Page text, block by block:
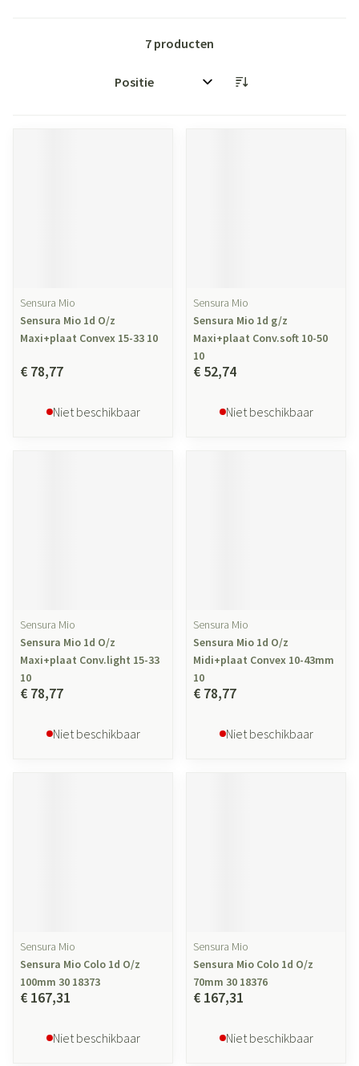
7 producten
Sorteer op:
Sensura Mio
Sensura Mio 1d O/z
Maxi+plaat Convex 15-33 10
€ 78,77
Niet beschikbaar
Sensura Mio
Sensura Mio 1d g/z
Maxi+plaat Conv.soft 10-50
10
€ 52,74
Niet beschikbaar
Sensura Mio
Sensura Mio 1d O/z
Maxi+plaat Conv.light 15-33
10
€ 78,77
Niet beschikbaar
Sensura Mio
Sensura Mio 1d O/z
Midi+plaat Convex 10-43mm
10
€ 78,77
Niet beschikbaar
Sensura Mio
Sensura Mio Colo 1d O/z
100mm 30 18373
€ 167,31
Niet beschikbaar
Sensura Mio
Sensura Mio Colo 1d O/z
70mm 30 18376
€ 167,31
Niet beschikbaar